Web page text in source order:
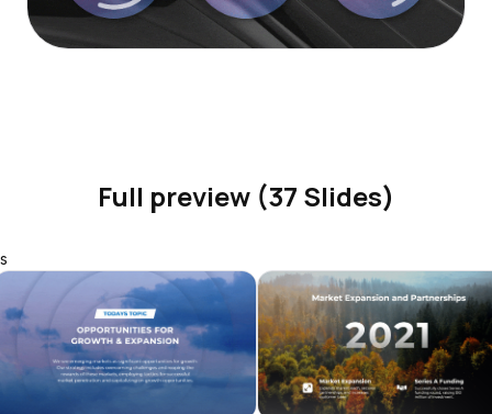
Full preview (37 Slides)
s